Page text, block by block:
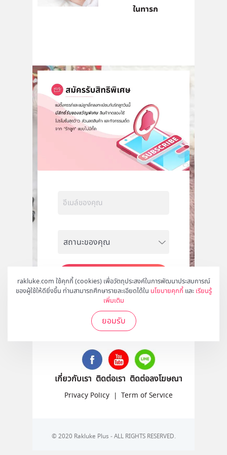
rakluke.com ใช้คุกกี้ (cookies) เพื่อวัตถุประสงค์ในการพัฒนาประสบการณ์
ของผู้ใช้ให้ดียิ่งขึ้น ท่านสามารถศึกษารายละเอียดได้ใน นโยบายคุกกี้ และ เรียนรู้
เพิ่มเติม
ยอมรับ
ในทารก
สมัคร
ติดตามเราได้ที่
เกี่ยวกับเรา ติดต่อเรา ติดต่อลงโฆษณา
Privacy Policy | Term of Service
© 2020 Rakluke Plus - ALL RIGHTS RESERVED.